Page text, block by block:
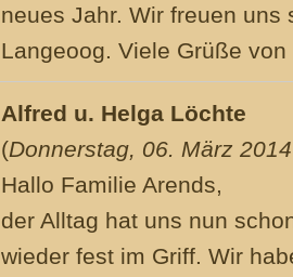
neues Jahr. Wir freuen uns
Langeoog. Viele Grüße
Alfred u. Helga Löchte
(Donnerstag, 06. März
Hallo Familie Arends,
der Alltag hat uns nun
wieder fest im Griff. Wir